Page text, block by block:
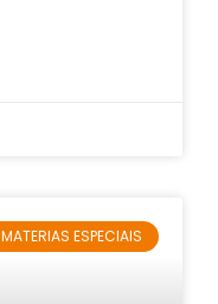
MATERIAS ESPECIAIS